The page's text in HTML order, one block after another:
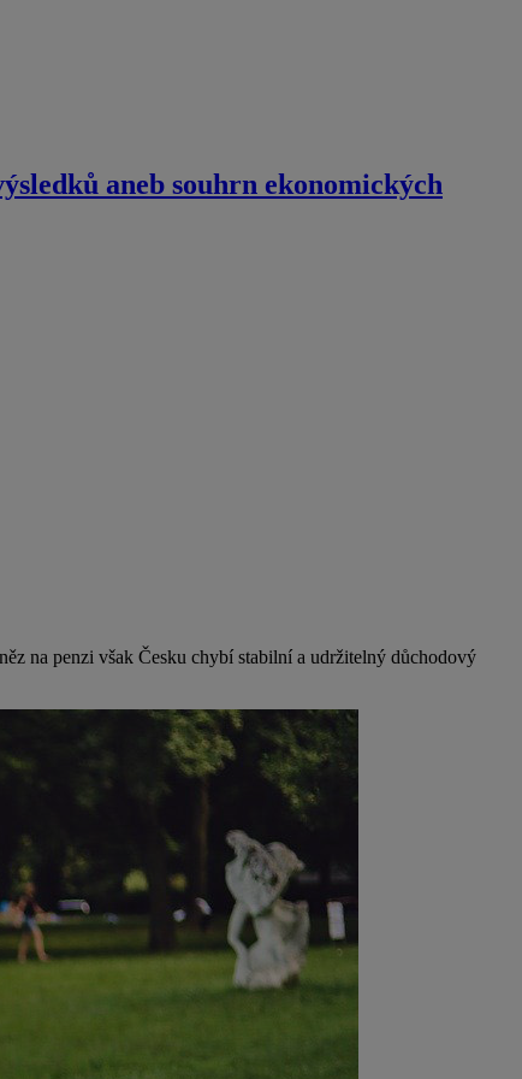
aneb souhrn ekonomických
na penzi však Česku chybí stabilní a udržitelný důchodový